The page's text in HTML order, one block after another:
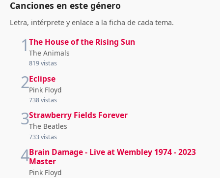
Canciones en este género
Letra, intérprete y enlace a la ficha de cada tema.
1The House of the Rising Sun
The Animals
819 vistas
2Eclipse
Pink Floyd
738 vistas
3Strawberry Fields Forever
The Beatles
733 vistas
4Brain Damage - Live at Wembley 1974 - 2023
Master
Pink Floyd